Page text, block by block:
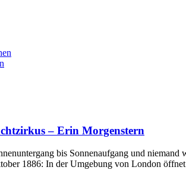
– Erin Morgenstern
bis Sonnenaufgang und
1886: In der Umgebung von London